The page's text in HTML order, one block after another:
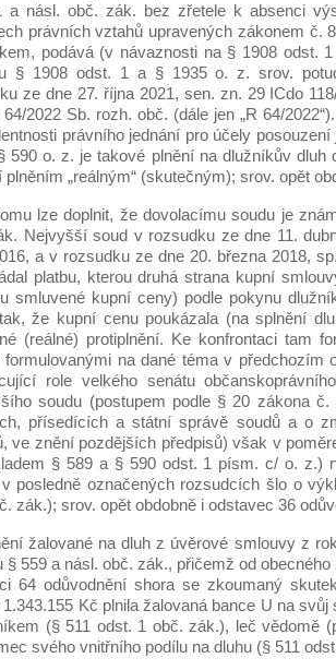
a násl. obč. zák. bez zřetele k absenci
právních vztahů upravených zákonem č.
podává (v návaznosti na § 1908 odst.
§ 1908 odst. 1 a § 1935 o. z. srov.
ze dne 27. října 2021, sen. zn. 29 ICdo
2022 Sb. rozh. obč. (dále jen „R 64/
právního jednání pro účely posouzení
590 o. z. je takové plnění na dlužníkův dluh
plněním „reálným“ (skutečným); srov. opět
lze doplnit, že dovolacímu soudu je
Nejvyšší soud v rozsudku ze dne 11.
a v rozsudku ze dne 20. března 2018,
platbu, kterou druhá strana kupní
smluvené kupní ceny) podle pokynu
že kupní cenu poukázala (na splnění
(reálné) protiplnění. Ke konfrontaci tam
formulovanými na dané téma v předchozím
role velkého senátu
soudu (postupem podle § 20 zákona
přísedících a státní správě soudů a o
ve znění pozdějších předpisů) však v
§ 589 a § 590 odst. 1 písm. c/ o. z.)
posledně označených rozsudcích šlo o
zák.); srov. opět obdobně i odstavec 36
žalované na dluh z úvěrové smlouvy z
§ 559 a násl. obč. zák., přičemž od
64 odůvodnění shora se zkoumaný
Kč plnila žalovaná bance U na svůj
(§ 511 odst. 1 obč. zák.), leč vědomě
svého vnitřního podílu na dluhu (§ 511